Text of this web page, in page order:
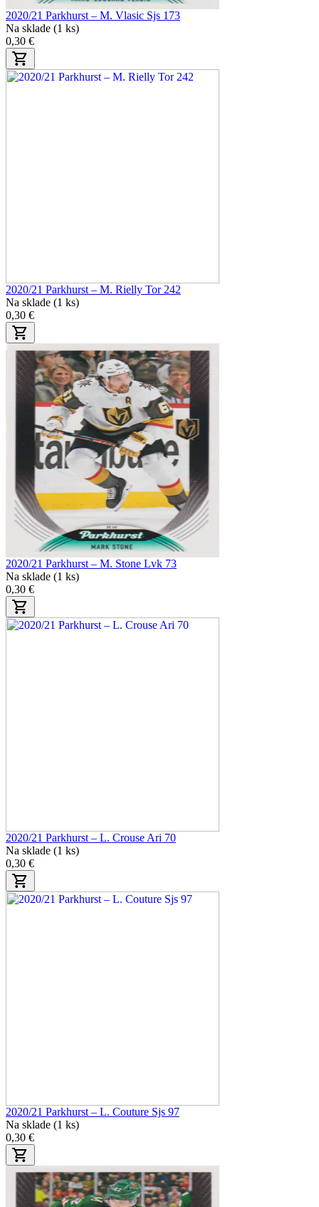
2020/21 Parkhurst – M. Vlasic Sjs 173
Na sklade (1 ks)
0,30 €
2020/21 Parkhurst – M. Rielly Tor 242
Na sklade (1 ks)
0,30 €
2020/21 Parkhurst – M. Stone Lvk 73
Na sklade (1 ks)
0,30 €
2020/21 Parkhurst – L. Crouse Ari 70
Na sklade (1 ks)
0,30 €
2020/21 Parkhurst – L. Couture Sjs 97
Na sklade (1 ks)
0,30 €